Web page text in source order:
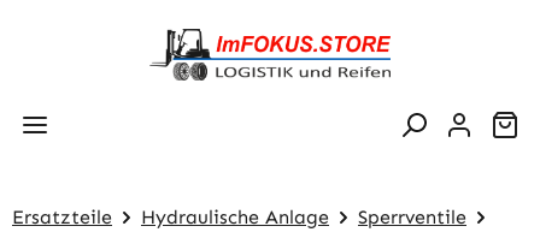
Zum Hauptinhalt springen
Ersatzteile Hydraulische Anlage
Sperrventile